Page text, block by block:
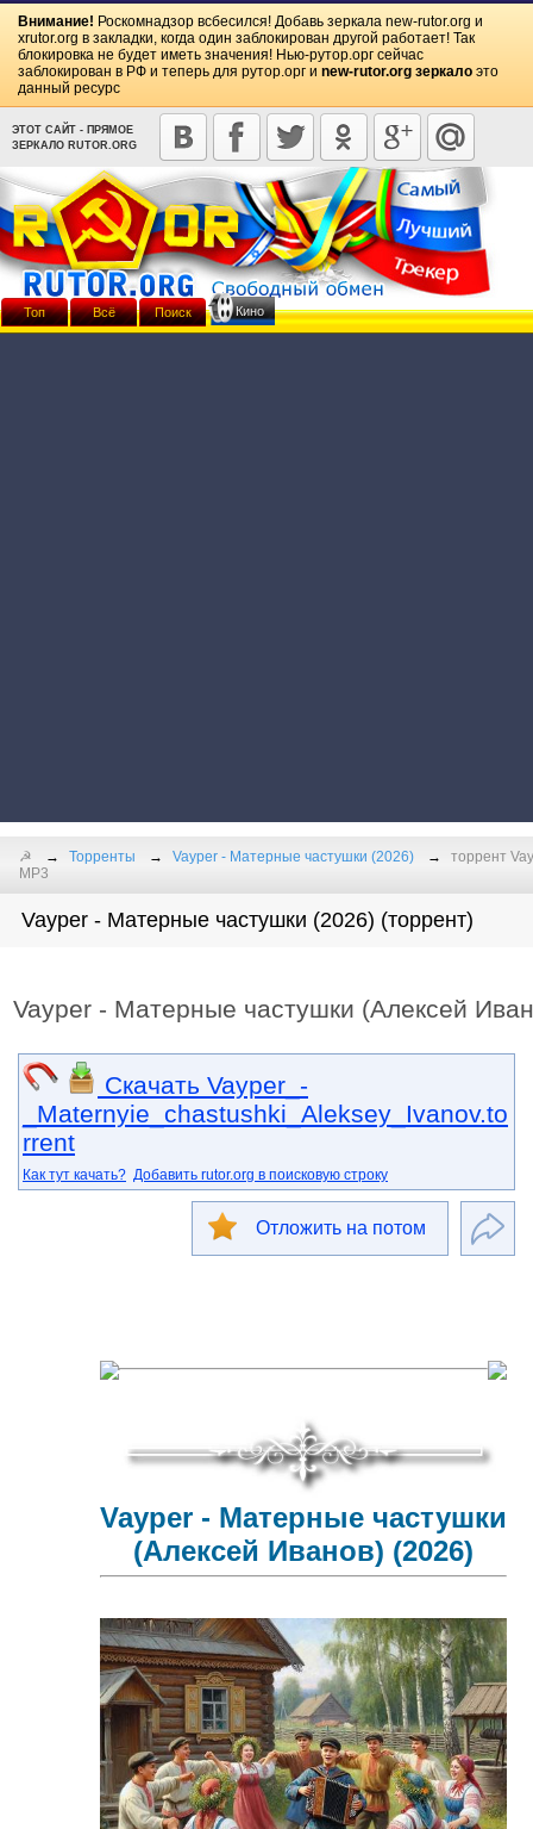
Внимание! Роскомнадзор всбесился! Добавь зеркала new-rutor.org и
xrutor.org в закладки, когда один заблокирован другой работает! Так
блокировка не будет иметь значения! Нью-рутор.орг сейчас
заблокирован в РФ и теперь для рутор.орг и new-rutor.org зеркало это
данный ресурс
ЭТОТ САЙТ - ПРЯМОЕ
ЗЕРКАЛО RUTOR.ORG
☭ Торренты Vayper - Матерные частушки (2026)
торрент
MP3
Vayper - Матерные частушки (2026) (торрент)
Vayper - Матерные частушки (Алексей
Скачать Vayper_-
_Maternyie_chastushki_Aleksey_Ivanov.to
rrent
Как тут качать? Добавить rutor.org в поисковую строку
Отложить на потом
Vayper - Матерные частушки
(Алексей Иванов) (2026)